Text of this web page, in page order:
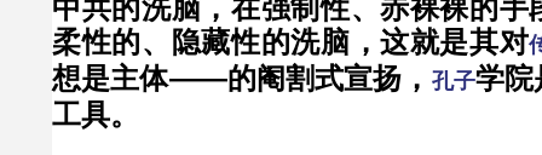
中共的洗脑，在强制性、赤裸裸的手
柔性的、隐藏性的洗脑，这就是其对
想是主体——的阉割式宣扬， 孔子学院
工具。